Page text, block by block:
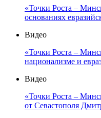
«Точки Роста –
основаниях
Видео
«Точки Роста –
национализме и
Видео
«Точки Роста –
от Севастополя